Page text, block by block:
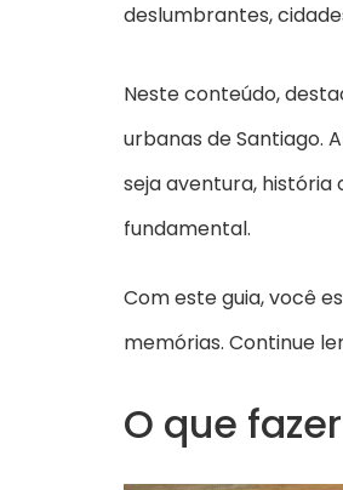
deslumbrantes,
Neste conteúdo,
urbanas de Santiago.
seja aventura,
fundamental.
Com este guia, você
memórias. Continue
O que